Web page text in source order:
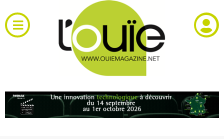
au
contenu
Toggle
Navigation
RH et emploi